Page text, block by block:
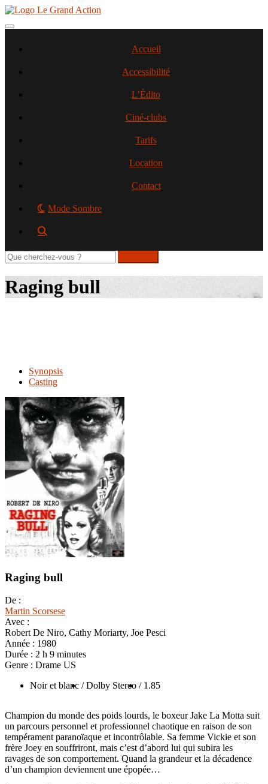
Aller
contenu
Toggle navigation
Accueil
Accessibilité
L’Édito
Ciné-clubs
Tarifs
Location
Contact
Mode Sombre
Rechercher
sur
le
site
Raging bull
Synopsis
Casting
Raging bull
De :
Martin Scorsese
Avec :
Robert De Niro, Cathy Moriarty, Joe Pesci
Année : 1980
Durée : 2 h 9 minutes
Genre : Drame US
Noir et blanc / Dolby Stereo / 1.85
Champion du monde des poids lourds, le boxeur Jake La Motta suit
un parcours personnel et professionnel chaotique en raison de son
tempérament paranoïaque et incontrôlable. Sa femme Vickie et son
frère Joey en souffriront, mais c’est d’abord lui qui subira les
ravages de son comportement. Quand la grandeur et la décadence
d’un champion deviennent une épopée…